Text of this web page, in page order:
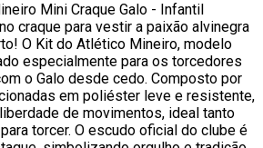
Mini Craque Galo - Infantil
craque para vestir a paixão alvinegra
O Kit do Atlético Mineiro, modelo
especialmente para os torcedores
o Galo desde cedo. Composto por
em poliéster leve e resistente,
de movimentos, ideal tanto
torcer. O escudo oficial do clube é